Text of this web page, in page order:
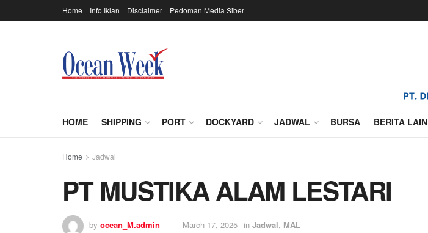
Home Info Iklan Disclaimer Pedoman Media Siber
HOME SHIPPING PORT DOCKYARD JADWAL BURSA BERITA LAIN
Home Jadwal
PT MUSTIKA ALAM LESTARI
by ocean_M.admin March 17, 2025 in Jadwal, MAL